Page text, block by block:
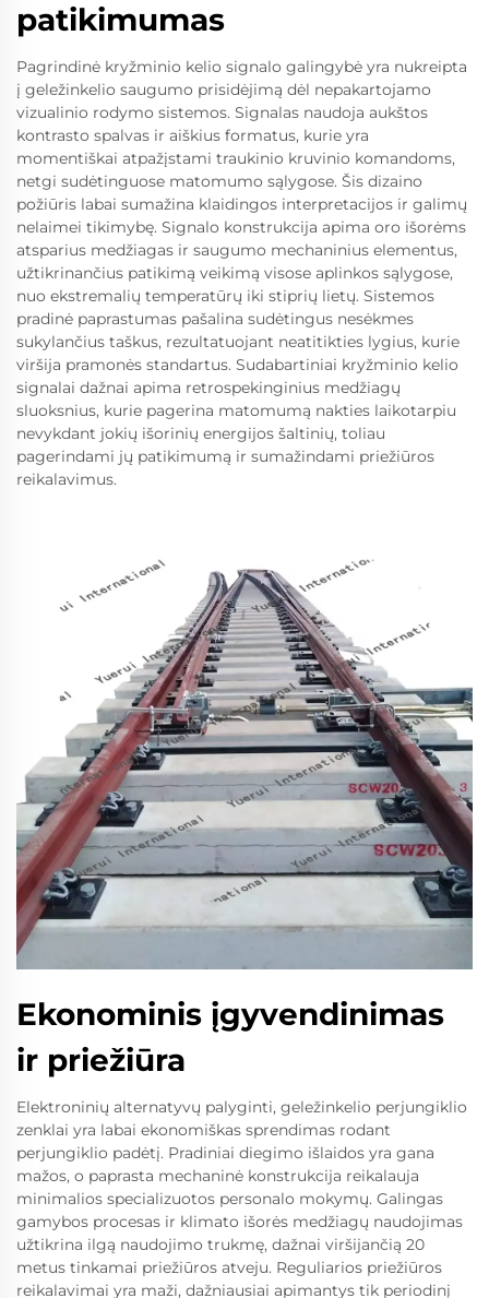
patikimumas
Pagrindinė kryžminio kelio signalo galingybė yra nukreipta
į geležinkelio saugumo prisidėjimą dėl nepakartojamo
vizualinio rodymo sistemos. Signalas naudoja aukštos
kontrasto spalvas ir aiškius formatus, kurie yra
momentiškai atpažįstami traukinio kruvinio komandoms,
netgi sudėtinguose matomumo sąlygose. Šis dizaino
požiūris labai sumažina klaidingos interpretacijos ir galimų
nelaimei tikimybę. Signalo konstrukcija apima oro išorėms
atsparius medžiagas ir saugumo mechaninius elementus,
užtikrinančius patikimą veikimą visose aplinkos sąlygose,
nuo ekstremalių temperatūrų iki stiprių lietų. Sistemos
pradinė paprastumas pašalina sudėtingus nesėkmes
sukylančius taškus, rezultatuojant neatitikties lygius, kurie
viršija pramonės standartus. Sudabartiniai kryžminio kelio
signalai dažnai apima retrospekinginius medžiagų
sluoksnius, kurie pagerina matomumą nakties laikotarpiu
nevykdant jokių išorinių energijos šaltinių, toliau
pagerindami jų patikimumą ir sumažindami priežiūros
reikalavimus.
Ekonominis įgyvendinimas
ir priežiūra
Elektroninių alternatyvų palyginti, geležinkelio perjungiklio
zenklai yra labai ekonomiškas sprendimas rodant
perjungiklio padėtį. Pradiniai diegimo išlaidos yra gana
mažos, o paprasta mechaninė konstrukcija reikalauja
minimalios specializuotos personalo mokymų. Galingas
gamybos procesas ir klimato išorės medžiagų naudojimas
užtikrina ilgą naudojimo trukmę, dažnai viršijančią 20
metus tinkamai priežiūros atveju. Reguliarios priežiūros
reikalavimai yra maži, dažniausiai apimantys tik periodinį